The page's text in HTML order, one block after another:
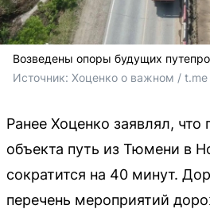
Возведены опоры будущих
Источник: Хоценко о важном / t.me
Ранее Хоценко заявлял, что
объекта путь из Тюмени в
сократится на 40 минут.
перечень мероприятий